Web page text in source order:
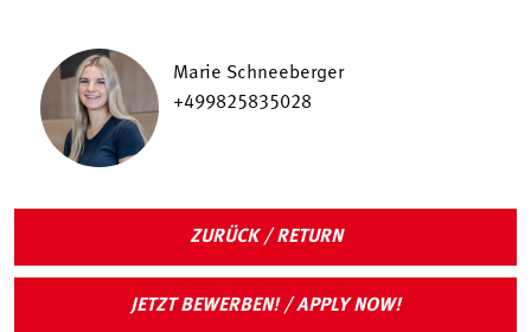
Marie Schneeberger
+499825835028
ZURÜCK / RETURN
JETZT BEWERBEN! / APPLY NOW!